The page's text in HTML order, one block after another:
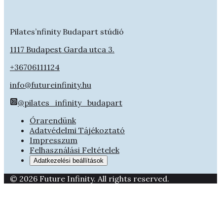
Pilates’nfinity Budapart stúdió
1117 Budapest Garda utca 3.
+36706111124
info@futureinfinity.hu
@pilates_infinity_budapart
Órarendünk
Adatvédelmi Tájékoztató
Impresszum
Felhasználási Feltételek
Adatkezelési beállítások
© 2026 Future Infinity. All rights reserved.